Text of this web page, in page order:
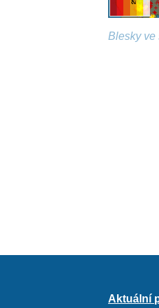
Blesky ve
Aktuální